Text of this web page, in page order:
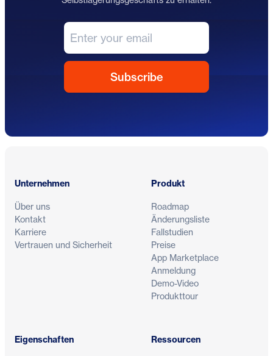
Unternehmen
Über uns
Kontakt
Karriere
Vertrauen und Sicherheit
Produkt
Roadmap
Änderungsliste
Fallstudien
Preise
App Marketplace
Anmeldung
Demo-Video
Produkttour
Eigenschaften Ressourcen